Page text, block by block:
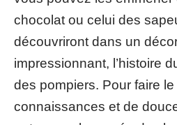
chocolat ou celui des
découvriront dans un
impressionnant, l’histoire
des pompiers. Pour faire
connaissances et de